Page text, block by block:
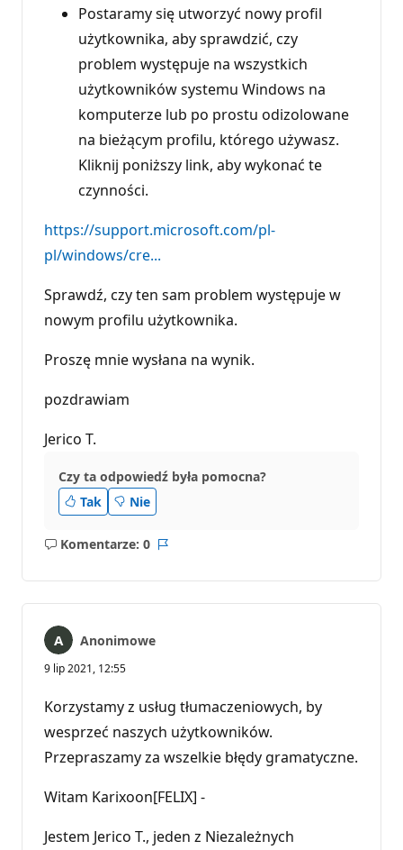
Postaramy się utworzyć nowy profil
użytkownika, aby sprawdzić, czy
problem występuje na wszystkich
użytkowników systemu Windows na
komputerze lub po prostu odizolowane
na bieżącym profilu, którego używasz.
Kliknij poniższy link, aby wykonać te
czynności.
https://support.microsoft.com/pl-
pl/windows/cre...
Sprawdź, czy ten sam problem występuje w
nowym profilu użytkownika.
Proszę mnie wysłana na wynik.
pozdrawiam
Jerico T.
Czy ta odpowiedź była pomocna?
Tak
Nie
Komentarze: 0
Brak
Anonimowe
9 lip 2021, 12:55
Korzystamy z usług tłumaczeniowych, by
wesprzeć naszych użytkowników.
Przepraszamy za wszelkie błędy gramatyczne.
Witam Karixoon[FELIX] -
Jestem Jerico T., jeden z Niezależnych